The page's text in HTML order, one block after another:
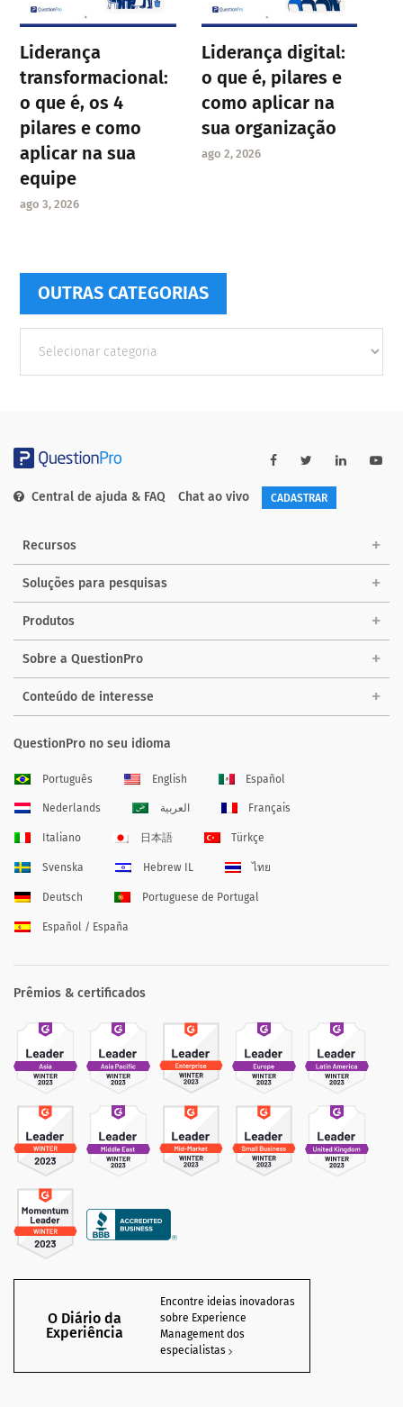
Liderança
transformacional:
o que é, os 4
pilares e como
aplicar na sua
equipe
ago 3, 2026
Liderança digital:
o que é, pilares e
como aplicar na
sua organização
ago 2, 2026
OUTRAS CATEGORIAS
Categorias
Central de ajuda & FAQ Chat ao vivo CADASTRAR
Recursos
Soluções para pesquisas
Produtos
Sobre a QuestionPro
Conteúdo de interesse
QuestionPro no seu idioma
Português English Español
Nederlands العربية Français
Italiano 日本語 Türkçe
Svenska Hebrew IL ไทย
Deutsch Portuguese de Portugal
Español / España
Prêmios & certificados
O Diário da
Experiência
Encontre ideias inovadoras
sobre Experience
Management dos
especialistas